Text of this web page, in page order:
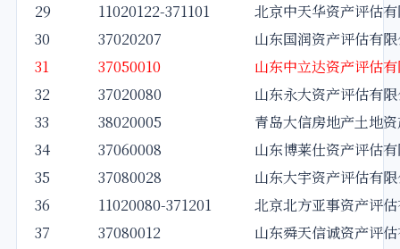
29
11020122-371101
北京中天华资产评估
30
37020207
山东国润资产评估有
31
37050010
山东中立达资产评估
32
37020080
山东永大资产评估有
33
38020005
青岛大信房地产土地
34
37060008
山东博莱仕资产评估
35
37080028
山东大宇资产评估有
36
11020080-371201
北京北方亚事资产评
37
37080012
山东舜天信诚资产评